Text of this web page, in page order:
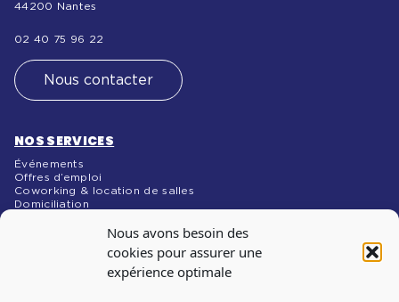
Nous avons besoin des
cookies pour assurer une
expérience optimale
44200 Nantes
02 40 75 96 22
Nous contacter
NOS SERVICES
Événements
Offres d’emploi
Coworking & location de salles
Domiciliation